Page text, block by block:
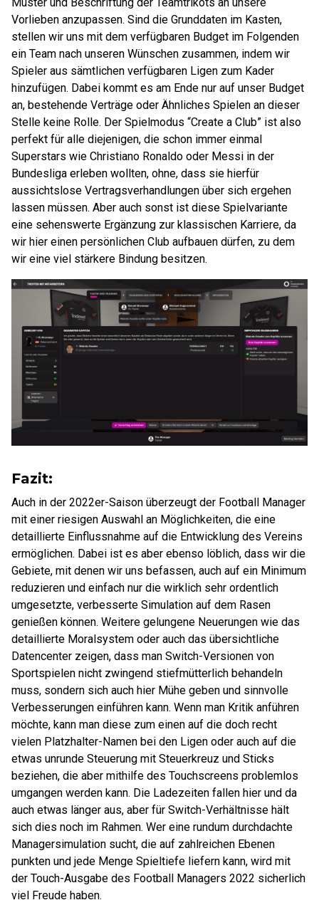
Vorlieben anzupassen. Sind die Grunddaten im Kasten,
stellen wir uns mit dem verfügbaren Budget im Folgenden
ein Team nach unseren Wünschen zusammen, indem wir
Spieler aus sämtlichen verfügbaren Ligen zum Kader
hinzufügen. Dabei kommt es am Ende nur auf unser Budget
an, bestehende Verträge oder Ähnliches Spielen an dieser
Stelle keine Rolle. Der Spielmodus “Create a Club” ist also
perfekt für alle diejenigen, die schon immer einmal
Superstars wie Christiano Ronaldo oder Messi in der
Bundesliga erleben wollten, ohne, dass sie hierfür
aussichtslose Vertragsverhandlungen über sich ergehen
lassen müssen. Aber auch sonst ist diese Spielvariante
eine sehenswerte Ergänzung zur klassischen Karriere, da
wir hier einen persönlichen Club aufbauen dürfen, zu dem
wir eine viel stärkere Bindung besitzen.
Fazit:
Auch in der 2022er-Saison überzeugt der Football Manager
mit einer riesigen Auswahl an Möglichkeiten, die eine
detaillierte Einflussnahme auf die Entwicklung des Vereins
ermöglichen. Dabei ist es aber ebenso löblich, dass wir die
Gebiete, mit denen wir uns befassen, auch auf ein Minimum
reduzieren und einfach nur die wirklich sehr ordentlich
umgesetzte, verbesserte Simulation auf dem Rasen
genießen können. Weitere gelungene Neuerungen wie das
detaillierte Moralsystem oder auch das übersichtliche
Datencenter zeigen, dass man Switch-Versionen von
Sportspielen nicht zwingend stiefmütterlich behandeln
muss, sondern sich auch hier Mühe geben und sinnvolle
Verbesserungen einführen kann. Wenn man Kritik anführen
möchte, kann man diese zum einen auf die doch recht
vielen Platzhalter-Namen bei den Ligen oder auch auf die
etwas unrunde Steuerung mit Steuerkreuz und Sticks
beziehen, die aber mithilfe des Touchscreens problemlos
umgangen werden kann. Die Ladezeiten fallen hier und da
auch etwas länger aus, aber für Switch-Verhältnisse hält
sich dies noch im Rahmen. Wer eine rundum durchdachte
Managersimulation sucht, die auf zahlreichen Ebenen
punkten und jede Menge Spieltiefe liefern kann, wird mit
der Touch-Ausgabe des Football Managers 2022 sicherlich
viel Freude haben.